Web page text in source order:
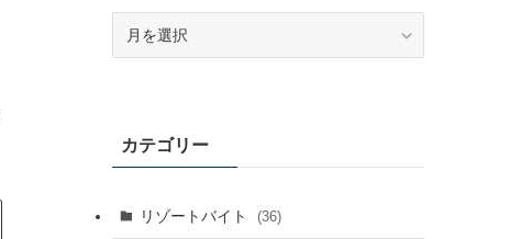
月
別
カテゴリー
リゾートバイト (36)